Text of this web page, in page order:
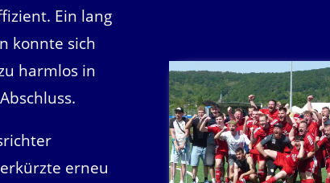
Ein lang
konnte sich
harmlos in
erneu